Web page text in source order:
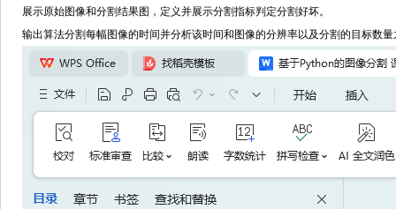
展示原始图像和分割结果图，定义并展示分割指标判定分割好坏。
输出算法分割每幅图像的时间并分析该时间和图像的分辨率以及分割的目标数